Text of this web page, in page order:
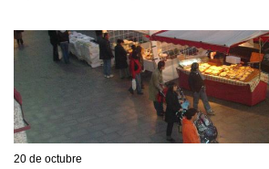
20 de octubre